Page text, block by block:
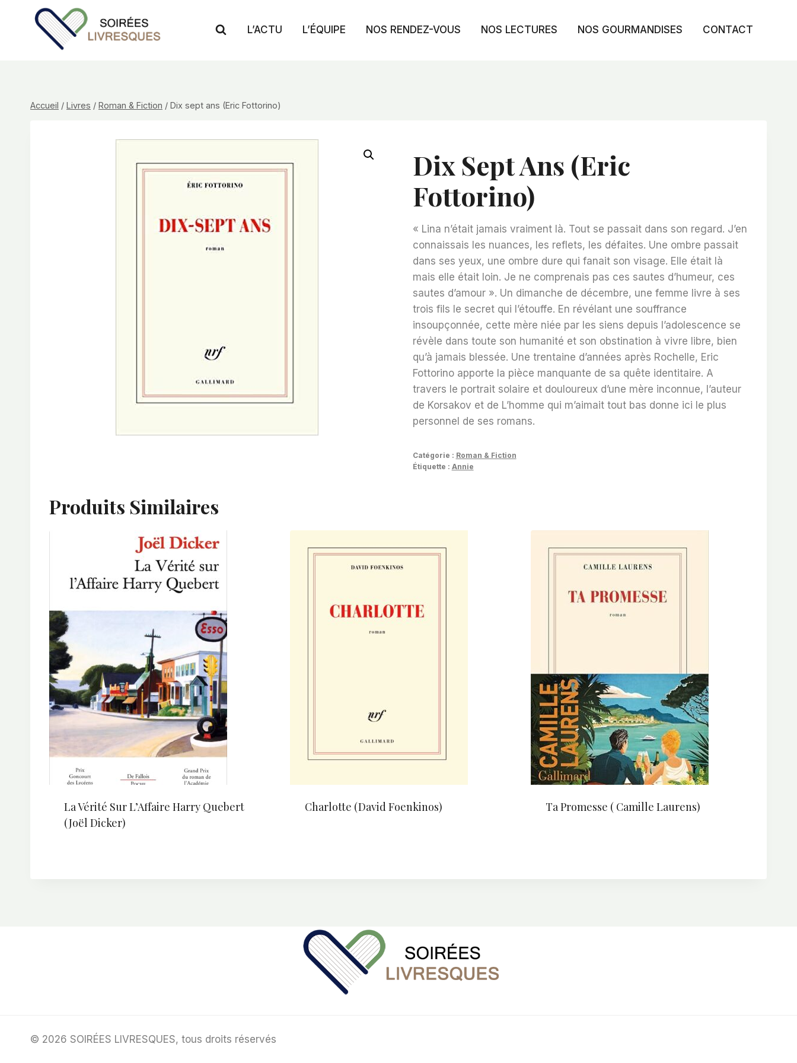
L’ACTU L’ÉQUIPE NOS RENDEZ-VOUS NOS LECTURES NOS GOURMANDISES CONTACT
Accueil / Livres / Roman & Fiction / Dix sept ans (Eric Fottorino)
Dix Sept Ans (Eric
Fottorino)
« Lina n’était jamais vraiment là. Tout se passait dans son regard. J’en
connaissais les nuances, les reflets, les défaites. Une ombre passait
dans ses yeux, une ombre dure qui fanait son visage. Elle était là
mais elle était loin. Je ne comprenais pas ces sautes d’humeur, ces
sautes d’amour ». Un dimanche de décembre, une femme livre à ses
trois fils le secret qui l’étouffe. En révélant une souffrance
insoupçonnée, cette mère niée par les siens depuis l’adolescence se
révèle dans toute son humanité et son obstination à vivre libre, bien
qu’à jamais blessée. Une trentaine d’années après Rochelle, Eric
Fottorino apporte la pièce manquante de sa quête identitaire. A
travers le portrait solaire et douloureux d’une mère inconnue, l’auteur
de Korsakov et de L’homme qui m’aimait tout bas donne ici le plus
personnel de ses romans.
Catégorie : Roman & Fiction
Étiquette : Annie
Produits Similaires
La Vérité Sur L’Affaire Harry Quebert
(Joël Dicker)
Charlotte (David Foenkinos) Ta Promesse ( Camille Laurens)
© 2026 SOIRÉES LIVRESQUES, tous droits réservés